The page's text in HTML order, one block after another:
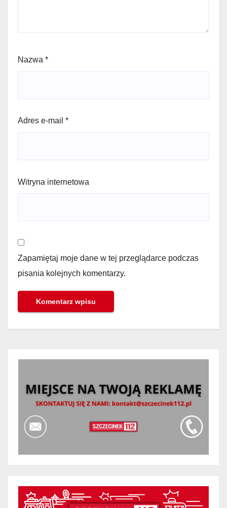
Nazwa *
Adres e-mail *
Witryna internetowa
Zapamiętaj moje dane w tej przeglądarce podczas
pisania kolejnych komentarzy.